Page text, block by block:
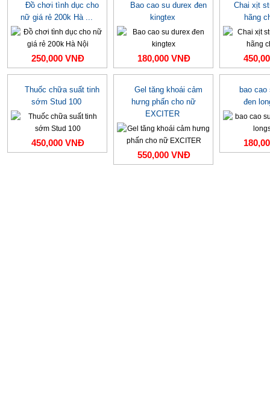
Đồ chơi tình dục cho
nữ giá rẻ 200k Hà ...
250,000 VNĐ
Bao cao su durex đen
kingtex
180,000 VNĐ
Chai xịt
hãng
Thuốc chữa suất tinh
sớm Stud 100
450,000 VNĐ
Gel tăng khoái cảm
hưng phấn cho nữ
EXCITER
550,000 VNĐ
bao
đen